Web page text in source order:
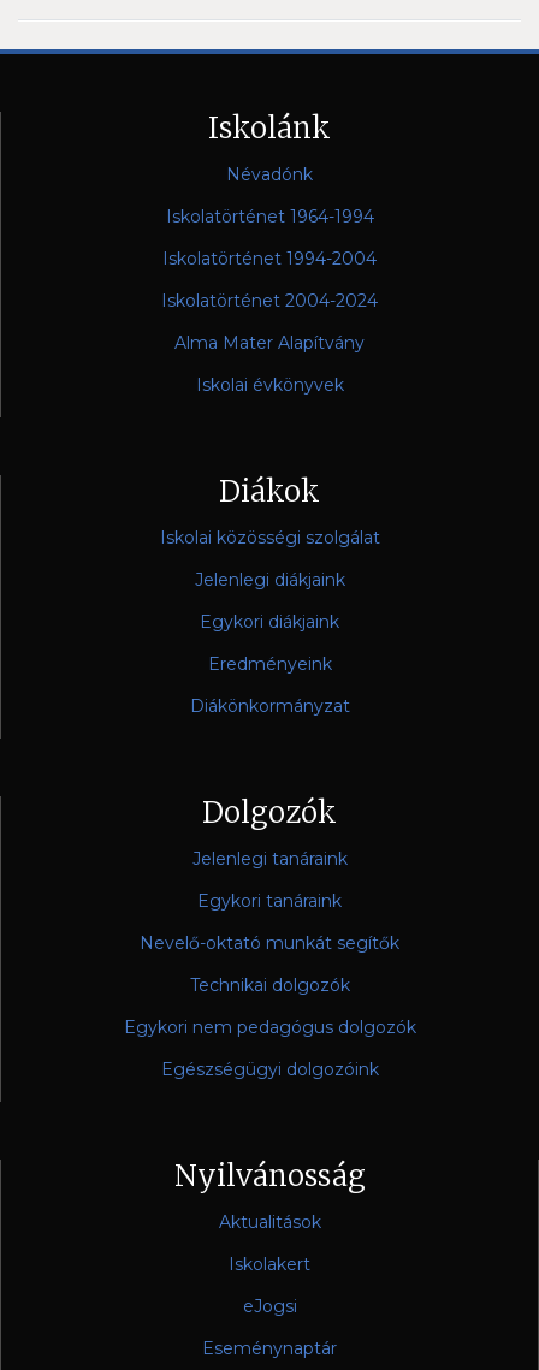
Iskolánk
Névadónk
Iskolatörténet 1964-1994
Iskolatörténet 1994-2004
Iskolatörténet 2004-2024
Alma Mater Alapítvány
Iskolai évkönyvek
Diákok
Iskolai közösségi szolgálat
Jelenlegi diákjaink
Egykori diákjaink
Eredményeink
Diákönkormányzat
Dolgozók
Jelenlegi tanáraink
Egykori tanáraink
Nevelő-oktató munkát segítők
Technikai dolgozók
Egykori nem pedagógus dolgozók
Egészségügyi dolgozóink
Nyilvánosság
Aktualitások
Iskolakert
eJogsi
Eseménynaptár